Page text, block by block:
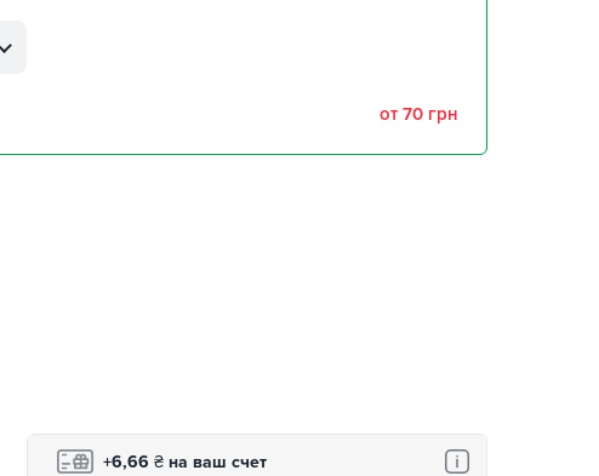
от 70 грн
+6,66 ₴ на ваш счет